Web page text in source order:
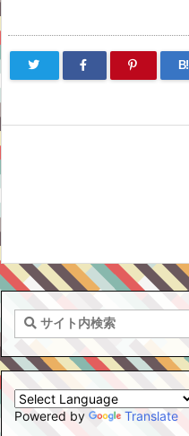
B!
Powered by Translate